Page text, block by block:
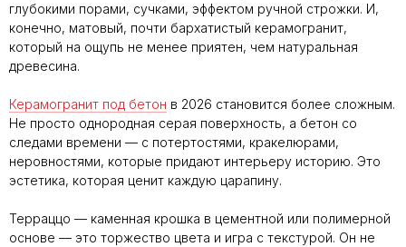
глубокими порами, сучками, эффектом ручной строжки. И,
конечно, матовый, почти бархатистый керамогранит,
который на ощупь не менее приятен, чем натуральная
древесина.
Керамогранит под бетон в 2026 становится более сложным.
Не просто однородная серая поверхность, а бетон со
следами времени — с потертостями, кракелюрами,
неровностями, которые придают интерьеру историю. Это
эстетика, которая ценит каждую царапину.
Терраццо — каменная крошка в цементной или полимерной
основе — это торжество цвета и игра с текстурой. Он не